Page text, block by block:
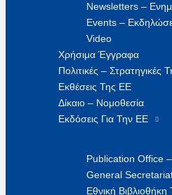
Newsletters –
Events –
Video
Χρήσιμα Έγγραφα
Πολιτικές – Στρατηγικές
Εκθέσεις Της ΕΕ
Δίκαιο – Νομοθεσία
Εκδόσεις Για Την ΕΕ
Publication Office
General
Εθνική